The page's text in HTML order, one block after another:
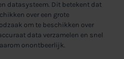
datasysteem. Dit betekent dat
over een grote
om te beschikken over
data verzamelen en snel
onontbeerlijk.